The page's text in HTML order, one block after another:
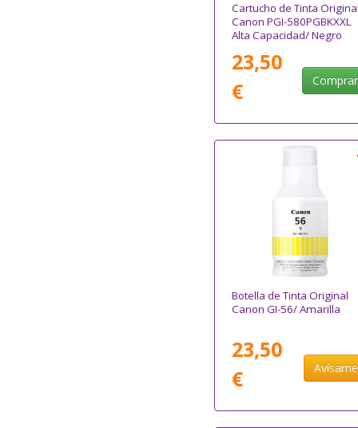
Cartucho de Tinta
Canon PGI-580PGBKXXL
Alta Capacidad/ Negro
23,50
€
Comprar
Botella de Tinta Original
Canon GI-56/ Amarilla
23,50
€
Avísame